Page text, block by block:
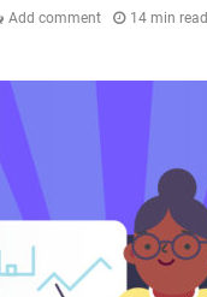
Add comment 14 min read